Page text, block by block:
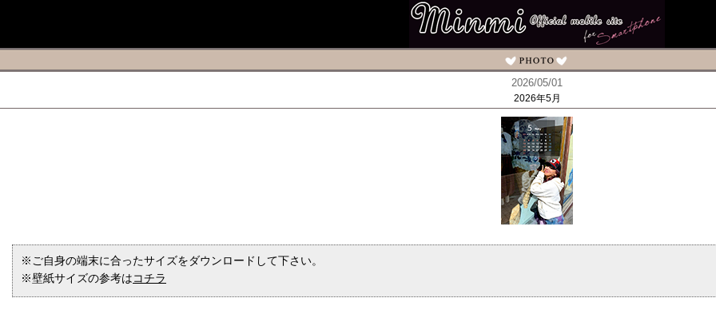
2026/05/01
2026年5月
※ご自身の端末に合ったサイズをダウンロードして下さい。
※壁紙サイズの参考はコチラ